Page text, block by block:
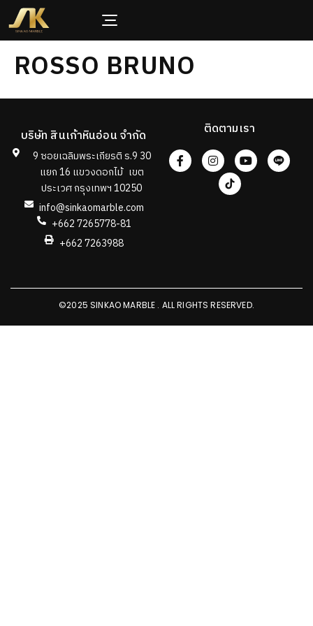
ROSSO BRUNO
บริษัท สินเก้าหินอ่อน จำกัด
9 ซอยเฉลิมพระเกียรติ ร.9 30
แยก 16 แขวงดอกไม้ เขต
ประเวศ กรุงเทพฯ 10250
info@sinkaomarble.com
+662 7265778-81
+662 7263988
ติดตามเรา
©2025 SINKAO MARBLE . ALL RIGHTS RESERVED.